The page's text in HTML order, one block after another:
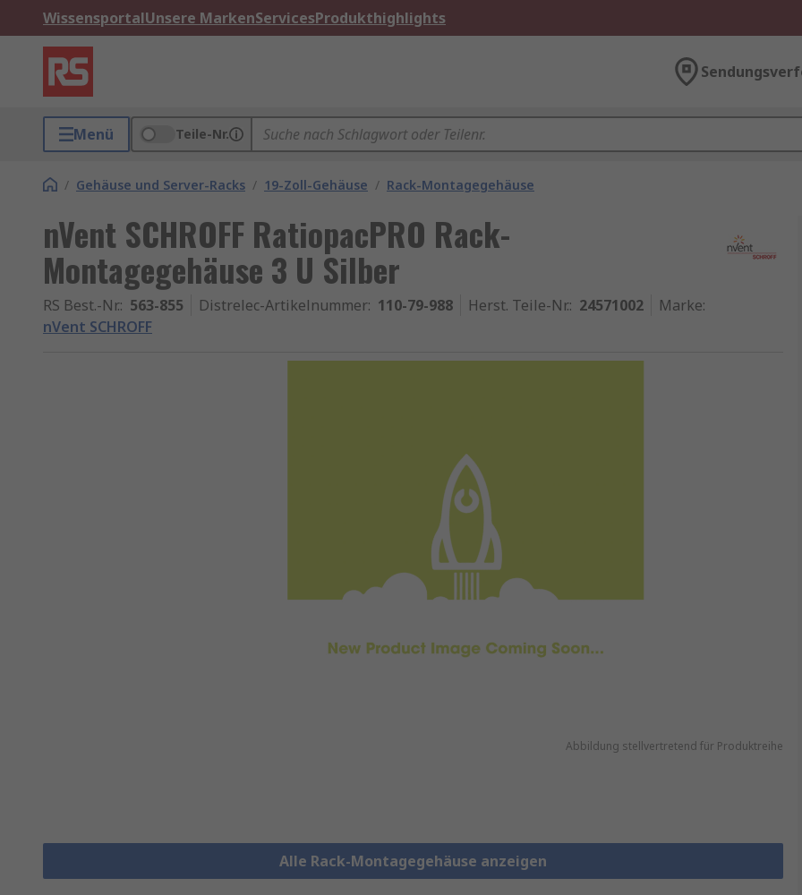
WissensportalUnsere MarkenServicesProdukthighlights
Menü Teile-Nr.
/ Gehäuse und Server-Racks / 19-Zoll-Gehäuse / Rack-Montagegehäuse
nVent SCHROFF RatiopacPRO Rack-
Montagegehäuse 3 U Silber
RS Best.-Nr.: 563-855 Distrelec-Artikelnummer: 110-79-988 Herst. Teile-Nr.: 24571002 Marke:
nVent SCHROFF
Abbildung stellvertretend für Produktreihe
Alle Rack-Montagegehäuse anzeigen